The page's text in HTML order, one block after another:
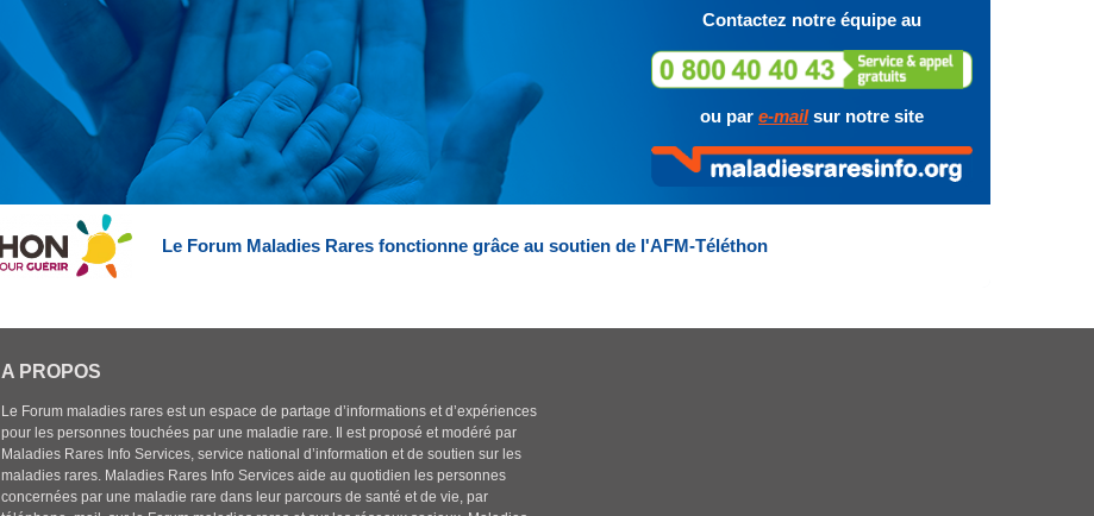
Contactez notre équipe au
ou par e-mailsur notre site
Le Forum Maladies Rares fonctionne grâce au soutien de l'AFM-Téléthon
A PROPOS
Le Forum maladies rares est un espace de partage d’informations et d’expériences
pour les personnes touchées par une maladie rare. Il est proposé et modéré par
Maladies Rares Info Services, service national d’information et de soutien sur les
maladies rares. Maladies Rares Info Services aide au quotidien les personnes
concernées par une maladie rare dans leur parcours de santé et de vie, par